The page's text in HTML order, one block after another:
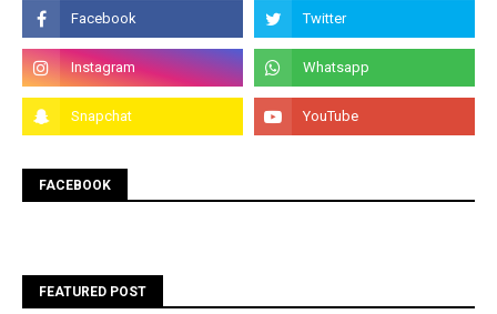
FACEBOOK
FEATURED POST